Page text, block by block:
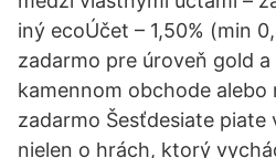
iný ecoÚčet – 1,50% (min
zadarmo pre úroveň gold a
kamennom obchode alebo
zadarmo Šesťdesiate piate
nielen o hrách, ktorý